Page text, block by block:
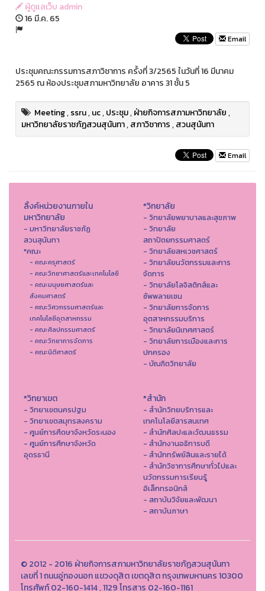
ผู้ดูแลเว็บ admin
16 มี.ค. 65
Email
ประชุมคณะกรรมการสภาวิชาการ ครั้งที่ 3/2565 ในวันที่ 16 มีนาคม
2565 ณ ห้องประชุมสภามหาวิทยาลัย อาคาร 31 ชั้น 5
Meeting,ssru,uc,ประชุม,ฝ่ายกิจการสภามหาวิทยาลัย,
มหาวิทยาลัยราชภัฏสวนสุนันทา,สภาวิชาการ,สวนสุนันทา
Email
ลิ้งค์หน่วยงานภายใน
มหาวิทยาลัย
- มหาวิทยาลัยราชภัฏ
สวนสุนันทา
*คณะ
- คณะครุศาสตร์
- คณะวิทยาศาสตร์และเทคโนโลยี
- คณะมนุษยศาสตร์และ
สังคมศาสตร์
- คณะวิศวกรรมศาสตร์และ
เทคโนโลยีอุตสาหกรรม
- คณะศิลปกรรมศาสตร์
- คณะวิทยาการจัดการ
- คณะนิติศาสตร์
*วิทยาลัย
- วิทยาลัยพยาบาลและสุขภาพ
- วิทยาลัย
สถาปัตยกรรมศาสตร์
- วิทยาลัยสหเวชศาสตร์
- วิทยาลัยนวัตกรรมและการ
จัดการ
- วิทยาลัยโลจิสติกส์และ
ซัพพลายเชน
- วิทยาลัยการจัดการ
อุตสาหกรรมบริการ
- วิทยาลัยนิเทศศาสตร์
- วิทยาลัยการเมืองและการ
ปกครอง
- บัณฑิตวิทยาลัย
*วิทยาเขต
- วิทยาเขตนครปฐม
- วิทยาเขตสมุทรสงคราม
- ศูนย์การศึดษาจังหวัดระนอง
- ศูนย์การศึกษาจังหวัด
อุดรธานี
*สำนัก
- สำนักวิทยบริการและ
เทคโนโลยีสารสนเทศ
- สํานักศิลปะและวัฒนธรรม
- สำนักงานอธิการบดี
- สำนักทรัพย์สินและรายได้
- สำนักวิชาการศึกษาทั่วไปและ
นวัตกรรมการเรียนรู้
อิเล็กทรอนิกส์
- สถาบันวิจัยและพัฒนา
- สถาบันภาษา
© 2012 - 2016 ฝ่ายกิจการสภามหาวิทยาลัยราชภัฏสวนสุนันทา
เลขที่ 1 ถนนอู่ทองนอก แขวงดุสิต เขตดุสิต กรุงเทพมหานคร 10300
โทรศัพท์ 02-160-1414 , 1129 โทรสาร 02-160-1161